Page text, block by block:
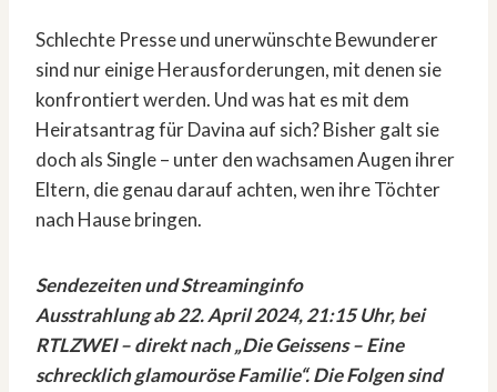
Schlechte Presse und unerwünschte Bewunderer
sind nur einige Herausforderungen, mit denen sie
konfrontiert werden. Und was hat es mit dem
Heiratsantrag für Davina auf sich? Bisher galt sie
doch als Single – unter den wachsamen Augen ihrer
Eltern, die genau darauf achten, wen ihre Töchter
nach Hause bringen.
Sendezeiten und Streaminginfo
Ausstrahlung ab 22. April 2024, 21:15 Uhr, bei
RTLZWEI – direkt nach „Die Geissens – Eine
schrecklich glamouröse Familie“. Die Folgen sind